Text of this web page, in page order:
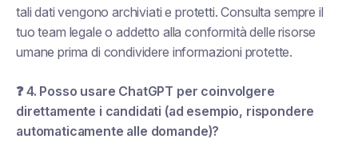
tali dati vengono archiviati e protetti. Consulta sempre il
tuo team legale o addetto alla conformità delle risorse
umane prima di condividere informazioni protette.
❓ 4. Posso usare ChatGPT per coinvolgere
direttamente i candidati (ad esempio, rispondere
automaticamente alle domande)?